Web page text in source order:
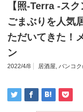
【照-Terra -ス
ごまぶりを人気
ただいてきた！
ン
2022/4/8 居酒屋, バンコ